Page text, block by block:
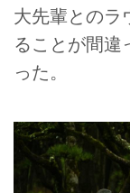
大先輩とのラ
ることが間違
った。